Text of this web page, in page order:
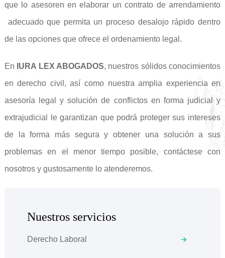
que lo asesoren en elaborar un contrato de arrendamiento
adecuado que permita un proceso desalojo rápido dentro
de las opciones que ofrece el ordenamiento legal.
En IURA LEX ABOGADOS, nuestros sólidos conocimientos
en derecho civil, así como nuestra amplia experiencia en
asesoría legal y solución de conflictos en forma judicial y
extrajudicial le garantizan que podrá proteger sus intereses
de la forma más segura y obtener una solución a sus
problemas en el menor tiempo posible, contáctese con
nosotros y gustosamente lo atenderemos.
Nuestros servicios
Derecho Laboral